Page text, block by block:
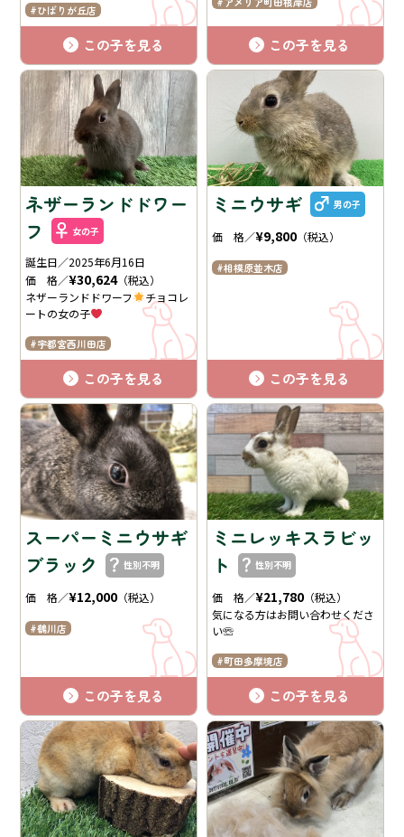
ひばりが丘店
この子を見る この子を見る
ネザーランドドワー
フ
女の子
誕生日／2025年6月16日
価 格／¥30,624（税込）
ネザーランドドワーフ
チョコレ
ートの女の子
宇都宮西川田店
この子を見る
ミニウサギ 男の子
価 格／¥9,800 （税込）
相模原並木店
この子を見る
スーパーミニウサギ
ブラック
性別不明
価 格／¥12,000 （税込）
鶴川店
この子を見る
ミニレッキスラビッ
ト
性別不明
価 格／¥21,780 （税込）
気になる方はお問い合わせくださ
い☏
町田多摩境店
この子を見る